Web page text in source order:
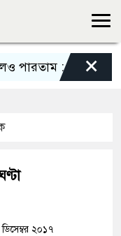
: শাকিব খান×
২০১৭